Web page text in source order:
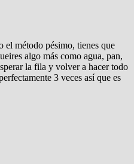
el método pésimo, tienes que
algo más como agua, pan,
la fila y volver a hacer todo
3 veces así que es